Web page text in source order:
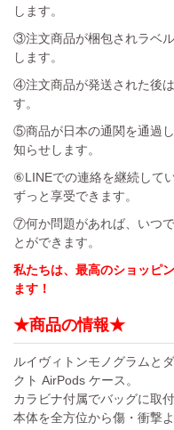
します。
③注文商品が梱包されラベ
します。
④注文商品が発送された後
す。
⑤商品が日本の通関を通過
知らせします。
⑥LINEでの連絡を継続して
ずっと享受できます。
⑦何か問題があれば、いつ
とができます。
私たちは、最高のショッピ
ます！
★商品の情報★
ルイヴィトンモノグラムと
クト AirPods ケース。
カラビナ付属でバッグに取
本体を全方位から傷・衝撃